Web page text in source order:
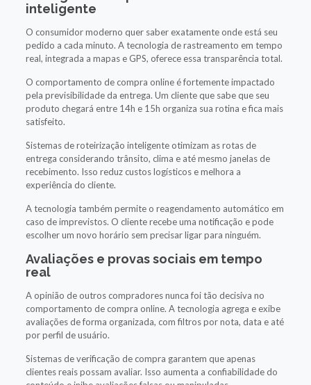
inteligente
O consumidor moderno quer saber exatamente onde está seu
pedido a cada minuto. A tecnologia de rastreamento em tempo
real, integrada a mapas e GPS, oferece essa transparência total.
O comportamento de compra online é fortemente impactado
pela previsibilidade da entrega. Um cliente que sabe que seu
produto chegará entre 14h e 15h organiza sua rotina e fica mais
satisfeito.
Sistemas de roteirização inteligente otimizam as rotas de
entrega considerando trânsito, clima e até mesmo janelas de
recebimento. Isso reduz custos logísticos e melhora a
experiência do cliente.
A tecnologia também permite o reagendamento automático em
caso de imprevistos. O cliente recebe uma notificação e pode
escolher um novo horário sem precisar ligar para ninguém.
Avaliações e provas sociais em tempo
real
A opinião de outros compradores nunca foi tão decisiva no
comportamento de compra online. A tecnologia agrega e exibe
avaliações de forma organizada, com filtros por nota, data e até
por perfil de usuário.
Sistemas de verificação de compra garantem que apenas
clientes reais possam avaliar. Isso aumenta a confiabilidade do